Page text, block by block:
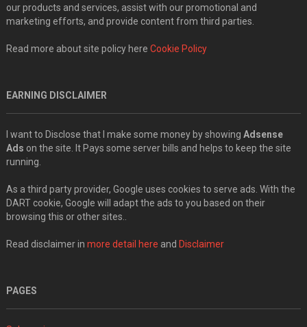
our products and services, assist with our promotional and
marketing efforts, and provide content from third parties.
Read more about site policy here Cookie Policy
EARNING DISCLAIMER
I want to Disclose that I make some money by showing Adsense
Ads on the site. It Pays some server bills and helps to keep the site
running.
As a third party provider, Google uses cookies to serve ads. With the
DART cookie, Google will adapt the ads to you based on their
browsing this or other sites..
Read disclaimer in more detail here and Disclaimer
PAGES